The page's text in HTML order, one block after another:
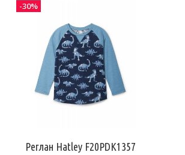
Реглан Hatley F20PDK1357
-30%